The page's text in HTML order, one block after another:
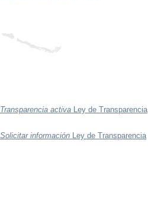
Transparencia activa Ley de Transparencia
Solicitar información Ley de Transparencia